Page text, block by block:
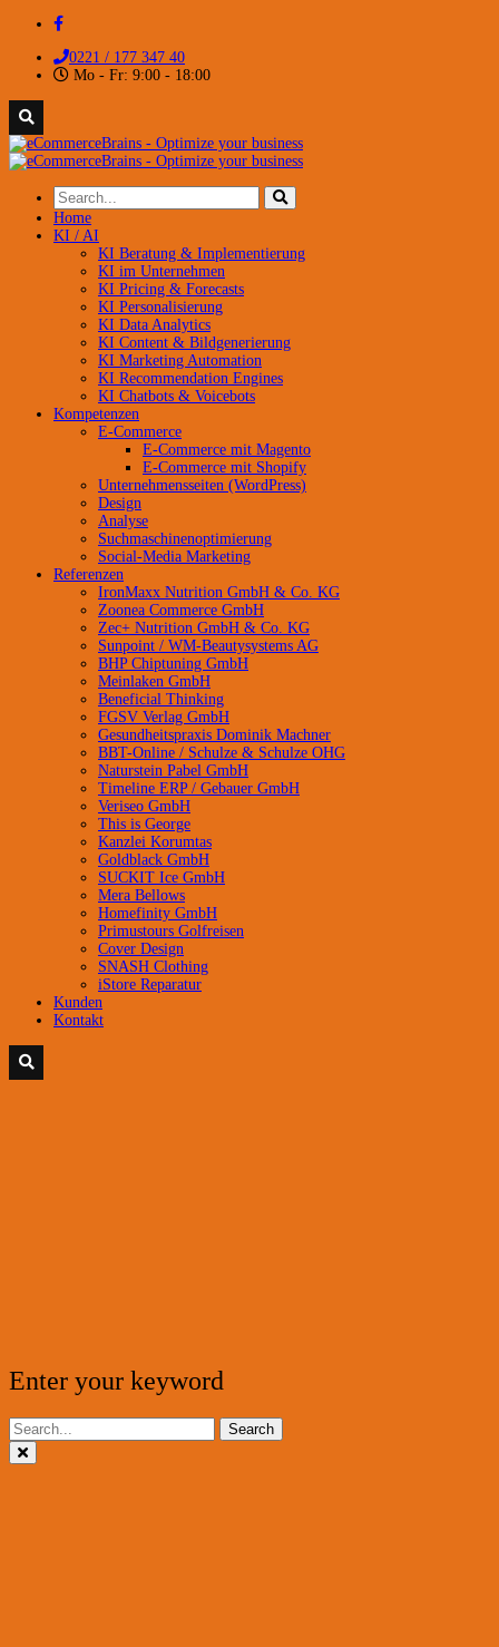
0221 / 177 347 40
Mo - Fr: 9:00 - 18:00
Home
KI / AI
KI Beratung & Implementierung
KI im Unternehmen
KI Pricing & Forecasts
KI Personalisierung
KI Data Analytics
KI Content & Bildgenerierung
KI Marketing Automation
KI Recommendation Engines
KI Chatbots & Voicebots
Kompetenzen
E-Commerce
E-Commerce mit Magento
E-Commerce mit Shopify
Unternehmensseiten (WordPress)
Design
Analyse
Suchmaschinenoptimierung
Social-Media Marketing
Referenzen
IronMaxx Nutrition GmbH & Co. KG
Zoonea Commerce GmbH
Zec+ Nutrition GmbH & Co. KG
Sunpoint / WM-Beautysystems AG
BHP Chiptuning GmbH
Meinlaken GmbH
Beneficial Thinking
FGSV Verlag GmbH
Gesundheitspraxis Dominik Machner
BBT-Online / Schulze & Schulze OHG
Naturstein Pabel GmbH
Timeline ERP / Gebauer GmbH
Veriseo GmbH
This is George
Kanzlei Korumtas
Goldblack GmbH
SUCKIT Ice GmbH
Mera Bellows
Homefinity GmbH
Primustours Golfreisen
Cover Design
SNASH Clothing
iStore Reparatur
Kunden
Kontakt
Enter your keyword
Search